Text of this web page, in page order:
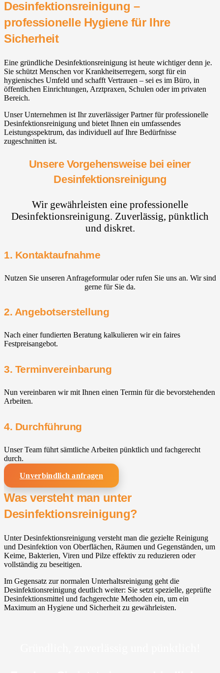
Desinfektionsreinigung –
professionelle Hygiene für Ihre
Sicherheit
Eine gründliche Desinfektionsreinigung ist heute wichtiger denn je.
Sie schützt Menschen vor Krankheitserregern, sorgt für ein
hygienisches Umfeld und schafft Vertrauen – sei es im Büro, in
öffentlichen Einrichtungen, Arztpraxen, Schulen oder im privaten
Bereich.
Unser Unternehmen ist Ihr zuverlässiger Partner für professionelle
Desinfektionsreinigung und bietet Ihnen ein umfassendes
Leistungsspektrum, das individuell auf Ihre Bedürfnisse
zugeschnitten ist.
Unsere Vorgehensweise bei einer
Desinfektionsreinigung
Wir gewährleisten eine professionelle
Desinfektionsreinigung. Zuverlässig, pünktlich
und diskret.
1. Kontaktaufnahme
Nutzen Sie unseren Anfrageformular oder rufen Sie uns an. Wir sind
gerne für Sie da.
2. Angebotserstellung
Nach einer fundierten Beratung kalkulieren wir ein faires
Festpreisangebot.
3. Terminvereinbarung
Nun vereinbaren wir mit Ihnen einen Termin für die bevorstehenden
Arbeiten.
4. Durchführung
Unser Team führt sämtliche Arbeiten pünktlich und fachgerecht
durch.
Unverbindlich anfragen
Was versteht man unter
Desinfektionsreinigung?
Unter Desinfektionsreinigung versteht man die gezielte Reinigung
und Desinfektion von Oberflächen, Räumen und Gegenständen, um
Keime, Bakterien, Viren und Pilze effektiv zu reduzieren oder
vollständig zu beseitigen.
Im Gegensatz zur normalen Unterhaltsreinigung geht die
Desinfektionsreinigung deutlich weiter: Sie setzt spezielle, geprüfte
Desinfektionsmittel und fachgerechte Methoden ein, um ein
Maximum an Hygiene und Sicherheit zu gewährleisten.